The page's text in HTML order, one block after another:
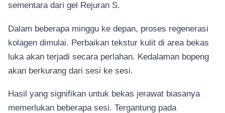
sementara dari gel Rejuran S.
Dalam beberapa minggu ke depan, proses regenerasi
kolagen dimulai. Perbaikan tekstur kulit di area bekas
luka akan terjadi secara perlahan. Kedalaman bopeng
akan berkurang dari sesi ke sesi.
Hasil yang signifikan untuk bekas jerawat biasanya
memerlukan beberapa sesi. Tergantung pada